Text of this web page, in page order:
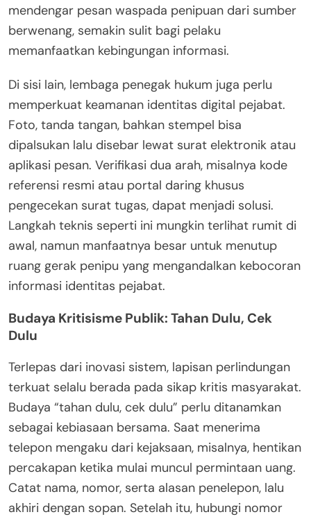
mendengar pesan waspada penipuan dari sumber
berwenang, semakin sulit bagi pelaku
memanfaatkan kebingungan informasi.
Di sisi lain, lembaga penegak hukum juga perlu
memperkuat keamanan identitas digital pejabat.
Foto, tanda tangan, bahkan stempel bisa
dipalsukan lalu disebar lewat surat elektronik atau
aplikasi pesan. Verifikasi dua arah, misalnya kode
referensi resmi atau portal daring khusus
pengecekan surat tugas, dapat menjadi solusi.
Langkah teknis seperti ini mungkin terlihat rumit di
awal, namun manfaatnya besar untuk menutup
ruang gerak penipu yang mengandalkan kebocoran
informasi identitas pejabat.
Budaya Kritisisme Publik: Tahan Dulu, Cek
Dulu
Terlepas dari inovasi sistem, lapisan perlindungan
terkuat selalu berada pada sikap kritis masyarakat.
Budaya “tahan dulu, cek dulu” perlu ditanamkan
sebagai kebiasaan bersama. Saat menerima
telepon mengaku dari kejaksaan, misalnya, hentikan
percakapan ketika mulai muncul permintaan uang.
Catat nama, nomor, serta alasan penelepon, lalu
akhiri dengan sopan. Setelah itu, hubungi nomor